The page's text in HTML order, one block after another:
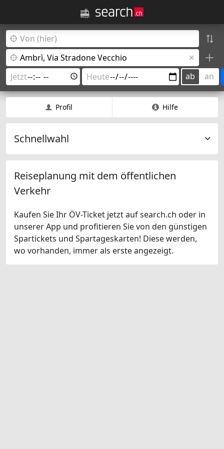
ab an
Profil Hilfe
Schnellwahl
Reiseplanung mit dem öffentlichen
Verkehr
Kaufen Sie Ihr ÖV-Ticket jetzt auf search.ch oder in
unserer App und profitieren Sie von den günstigen
Spartickets und Spartageskarten! Diese werden,
wo vorhanden, immer als erste angezeigt.